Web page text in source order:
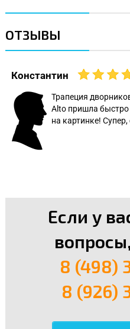
ОТЗЫВЫ
Константин
Трапеция
Alto пришла быстро
на картинке!
Если у
8 (498)
8 (926)